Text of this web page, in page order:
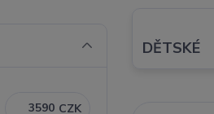
DĚTSKÉ
CZK